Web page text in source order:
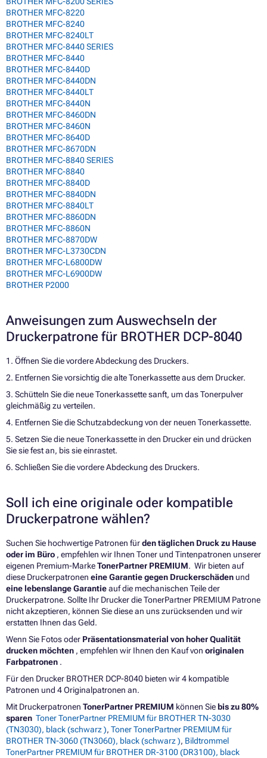
BROTHER MFC-8220
BROTHER MFC-8240
BROTHER MFC-8240LT
BROTHER MFC-8440 SERIES
BROTHER MFC-8440
BROTHER MFC-8440D
BROTHER MFC-8440DN
BROTHER MFC-8440LT
BROTHER MFC-8440N
BROTHER MFC-8460DN
BROTHER MFC-8460N
BROTHER MFC-8640D
BROTHER MFC-8670DN
BROTHER MFC-8840 SERIES
BROTHER MFC-8840
BROTHER MFC-8840D
BROTHER MFC-8840DN
BROTHER MFC-8840LT
BROTHER MFC-8860DN
BROTHER MFC-8860N
BROTHER MFC-8870DW
BROTHER MFC-L3730CDN
BROTHER MFC-L6800DW
BROTHER MFC-L6900DW
BROTHER P2000
Anweisungen zum Auswechseln der
Druckerpatrone für BROTHER DCP-8040
1. Öffnen Sie die vordere Abdeckung des Druckers.
2. Entfernen Sie vorsichtig die alte Tonerkassette aus dem Drucker.
3. Schütteln Sie die neue Tonerkassette sanft, um das Tonerpulver
gleichmäßig zu verteilen.
4. Entfernen Sie die Schutzabdeckung von der neuen Tonerkassette.
5. Setzen Sie die neue Tonerkassette in den Drucker ein und drücken
Sie sie fest an, bis sie einrastet.
6. Schließen Sie die vordere Abdeckung des Druckers.
Soll ich eine originale oder kompatible
Druckerpatrone wählen?
Suchen Sie hochwertige Patronen fürden täglichen Druck zu Hause
oder im Büro , empfehlen wir Ihnen Toner und Tintenpatronen unserer
eigenen Premium-MarkeTonerPartner PREMIUM. Wir bieten auf
diese Druckerpatronen eine Garantie gegen Druckerschäden und
eine lebenslange Garantieauf die mechanischen Teile der
Druckerpatrone. Sollte Ihr Drucker die TonerPartner PREMIUM Patrone
nicht akzeptieren, können Sie diese an uns zurücksenden und wir
erstatten Ihnen das Geld.
Wenn Sie Fotos oder Präsentationsmaterial von hoher Qualität
drucken möchten , empfehlen wir Ihnen den Kauf von originalen
Farbpatronen .
Für den Drucker BROTHER DCP-8040 bieten wir 4 kompatible
Patronen und 4 Originalpatronen an.
Mit Druckerpatronen TonerPartner PREMIUM können Sie bis zu 80%
sparen Toner TonerPartner PREMIUM für BROTHER TN-3030
(TN3030), black (schwarz ), Toner TonerPartner PREMIUM für
BROTHER TN-3060 (TN3060), black (schwarz ), Bildtrommel
TonerPartner PREMIUM für BROTHER DR-3100 (DR3100), black